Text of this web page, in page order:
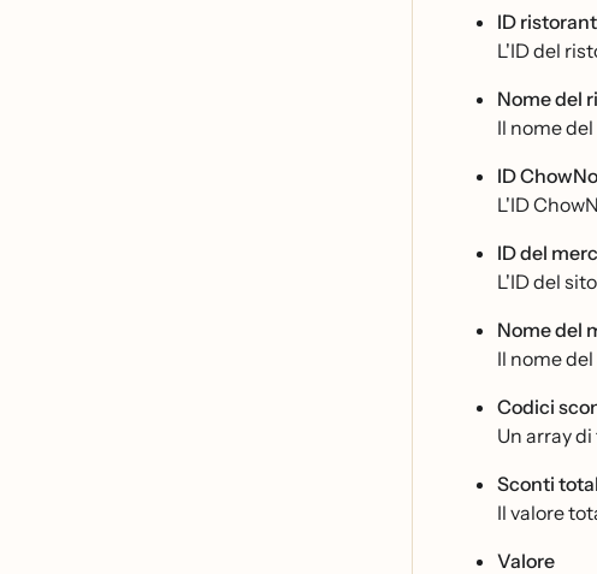
ID
L'ID del
Nome del
Il nome
ID
L'ID
ID del
L'ID del
Nome del
Il nome
Codici
Un array
Sconti
Il valore
Valore